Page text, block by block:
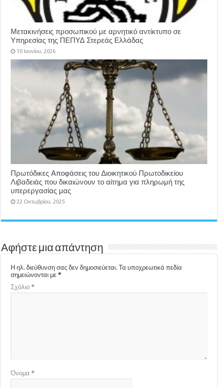
Μετακινήσεις προσωπικού με αρνητικό αντίκτυπο σε
Υπηρεσίας της ΠΕΠΥΔ Στερεάς Ελλάδας
10 Ιουνίου, 2026
Πρωτόδικες Αποφάσεις του Διοικητικού Πρωτοδικείου
Λιβαδειάς που δικαιώνουν το αίτημα για πληρωμή της
υπερεργασίας μας
22 Οκτωβρίου, 2025
Αφήστε μια απάντηση
Η ηλ. διεύθυνση σας δεν δημοσιεύεται. Τα υποχρεωτικά πεδία
σημειώνονται με*
Σχόλιο*
Όνομα*